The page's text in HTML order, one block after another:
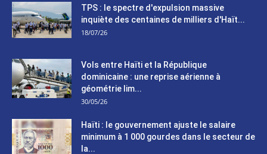
TPS : le spectre d'expulsion massive
inquiète des centaines de milliers d'Haït...
18/07/26
Vols entre Haïti et la République
dominicaine : une reprise aérienne à
géométrie lim...
30/05/26
Haïti : le gouvernement ajuste le salaire
minimum à 1 000 gourdes dans le secteur de
la...